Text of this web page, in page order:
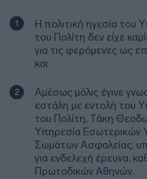
Η πολιτική ηγεσία του
του Πολίτη δεν είχε
για τις φερόμενες ως
και
Αμέσως μόλις έγινε
εστάλη με εντολή του
του Πολίτη, Τάκη
Υπηρεσία Εσωτερικών
Σωμάτων Ασφαλείας,
για ενδελεχή έρευνα,
Πρωτοδικών Αθηνών.